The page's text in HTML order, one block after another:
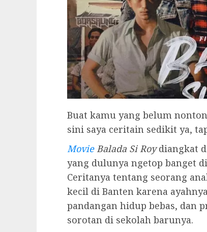
Buat kamu yang belum
sini saya ceritain sedikit ya,
MovieBalada Si Roydiangkat
yang dulunya ngetop banget
Ceritanya tentang seorang
kecil di Banten karena
pandangan hidup bebas, dan
sorotan di sekolah barunya.